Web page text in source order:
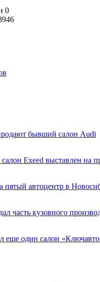
0
бывший салон Audi
Exeed выставлен на
пятый автоцентр в
часть кузовного
еще один салон